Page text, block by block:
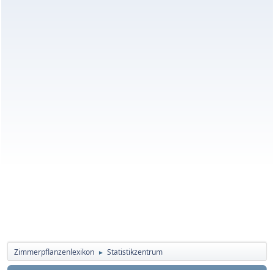
Zimmerpflanzenlexikon ► Statistikzentrum